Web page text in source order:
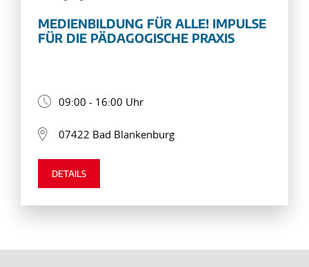
MEDIENBILDUNG FÜR ALLE! IMPULSE
FÜR DIE PÄDAGOGISCHE PRAXIS
09:00 - 16:00 Uhr
07422 Bad Blankenburg
DETAILS